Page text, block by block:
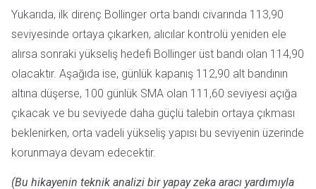
Yukarıda, ilk direnç Bollinger orta bandı civarında 113,90
seviyesinde ortaya çıkarken, alıcılar kontrolü yeniden ele
alırsa sonraki yükseliş hedefi Bollinger üst bandı olan 114,90
olacaktır. Aşağıda ise, günlük kapanış 112,90 alt bandının
altına düşerse, 100 günlük SMA olan 111,60 seviyesi açığa
çıkacak ve bu seviyede daha güçlü talebin ortaya çıkması
beklenirken, orta vadeli yükseliş yapısı bu seviyenin üzerinde
korunmaya devam edecektir.
(Bu hikayenin teknik analizi bir yapay zeka aracı yardımıyla